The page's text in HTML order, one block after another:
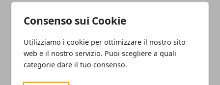
Consenso sui Cookie
Utilizziamo i cookie per ottimizzare il nostro sito
web e il nostro servizio. Puoi scegliere a quali
categorie dare il tuo consenso.
Facebook
TwitterWhatsapp